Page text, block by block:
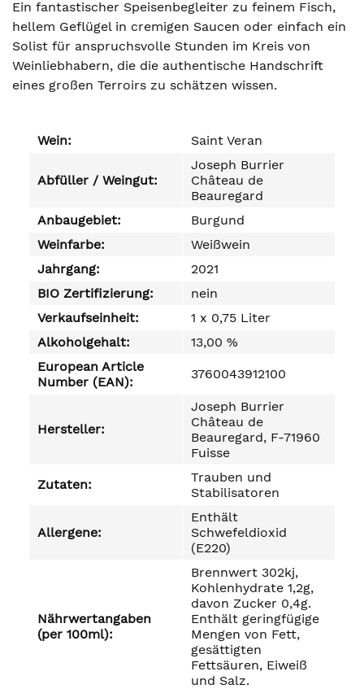
Ein fantastischer Speisenbegleiter zu feinem Fisch,
hellem Geflügel in cremigen Saucen oder einfach ein
Solist für anspruchsvolle Stunden im Kreis von
Weinliebhabern, die die authentische Handschrift
eines großen Terroirs zu schätzen wissen.
Wein: Saint Veran
Abfüller / Weingut:
Joseph Burrier
Château de
Beauregard
Anbaugebiet:
Burgund
Weinfarbe:
Weißwein
Jahrgang:
2021
BIO Zertifizierung:
nein
Verkaufseinheit:
1 x 0,75 Liter
Alkoholgehalt:
13,00 %
European Article
Number (EAN):
3760043912100
Hersteller:
Joseph Burrier
Château de
Beauregard, F-71960
Fuisse
Zutaten:
Trauben und
Stabilisatoren
Allergene:
Enthält
Schwefeldioxid
(E220)
Nährwertangaben
(per 100ml):
Brennwert 302kj,
Kohlenhydrate 1,2g,
davon Zucker 0,4g.
Enthält geringfügige
Mengen von Fett,
gesättigten
Fettsäuren, Eiweiß
und Salz.